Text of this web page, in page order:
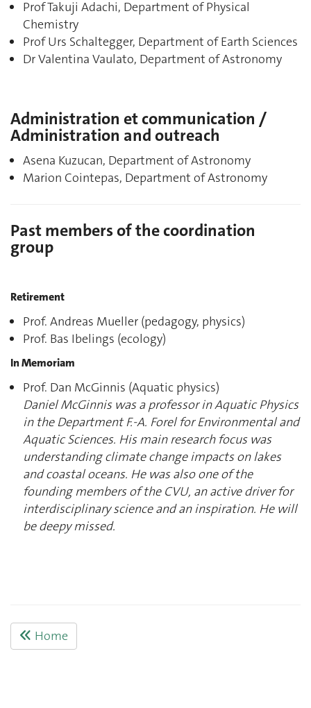
Prof Takuji Adachi, Department of Physical
Chemistry
Prof Urs Schaltegger, Department of Earth Sciences
Dr Valentina Vaulato, Department of Astronomy
Administration et communication /
Administration and outreach
Asena Kuzucan, Department of Astronomy
Marion Cointepas, Department of Astronomy
Past members of the coordination
group
Retirement
Prof. Andreas Mueller (pedagogy, physics)
Prof. Bas Ibelings (ecology)
In Memoriam
Prof. Dan McGinnis (Aquatic physics)
Daniel McGinnis was a professor in Aquatic Physics
in the Department F.-A. Forel for Environmental and
Aquatic Sciences. His main research focus was
understanding climate change impacts on lakes
and coastal oceans. He was also one of the
founding members of the CVU, an active driver for
interdisciplinary science and an inspiration. He will
be deepy missed.
Home